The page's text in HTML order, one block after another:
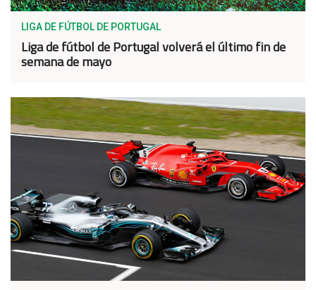
LIGA DE FÚTBOL DE PORTUGAL
Liga de fútbol de Portugal volverá el último fin de
semana de mayo